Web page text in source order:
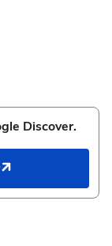
Discover.